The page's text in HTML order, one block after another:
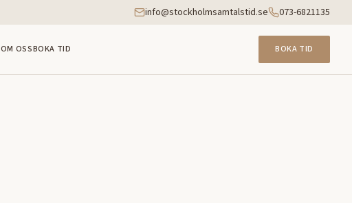
info@stockholmsamtalstid.se 073-6821135
OM OSSBOKA TID BOKA TID